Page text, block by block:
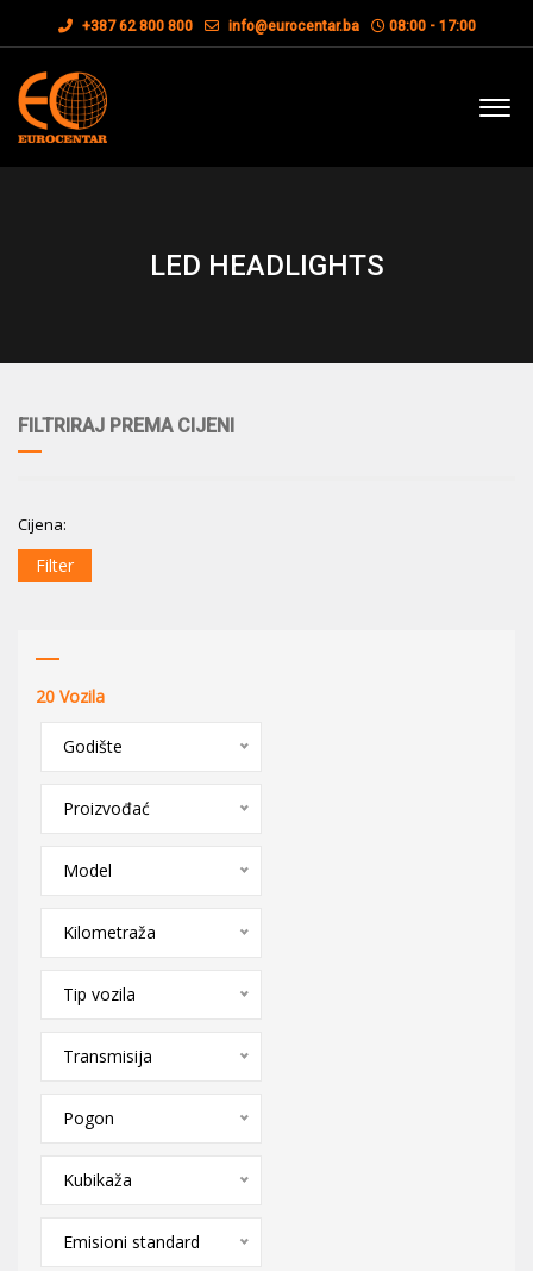
+387 62 800 800 info@eurocentar.ba 08:00 - 17:00
LED HEADLIGHTS
FILTRIRAJ PREMA CIJENI
Cijena:
Filter
20 Vozila
Godište
Proizvođać
Model
Kilometraža
Tip vozila
Transmisija
Pogon
Kubikaža
Emisioni standard